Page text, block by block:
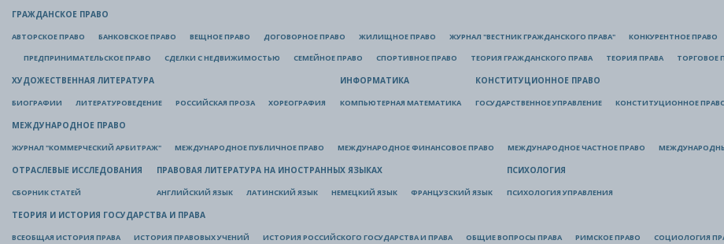
ГРАЖДАНСКОЕ ПРАВО
АВТОРСКОЕ ПРАВО БАНКОВСКОЕ ПРАВО ВЕЩНОЕ ПРАВО ДОГОВОРНОЕ ПРАВО ЖИЛИЩНОЕ ПРАВО ЖУРНАЛ "ВЕСТНИК ГРАЖДАНСКОГО ПРАВА" КОНКУРЕНТНОЕ ПРАВО
ПРЕДПРИНИМАТЕЛЬСКОЕ ПРАВО СДЕЛКИ С НЕДВИЖИМОСТЬЮ СЕМЕЙНОЕ ПРАВО СПОРТИВНОЕ ПРАВО ТЕОРИЯ ГРАЖДАНСКОГО ПРАВА ТЕОРИЯ ПРАВА ТОРГОВОЕ
ХУДОЖЕСТВЕННАЯ ЛИТЕРАТУРА
БИОГРАФИИ ЛИТЕРАТУРОВЕДЕНИЕ РОССИЙСКАЯ ПРОЗА ХОРЕОГРАФИЯ
ИНФОРМАТИКА
КОМПЬЮТЕРНАЯ МАТЕМАТИКА
КОНСТИТУЦИОННОЕ ПРАВО
ГОСУДАРСТВЕННОЕ УПРАВЛЕНИЕ КОНСТИТУЦИОННОЕ
МЕЖДУНАРОДНОЕ ПРАВО
ЖУРНАЛ "КОММЕРЧЕСКИЙ АРБИТРАЖ" МЕЖДУНАРОДНОЕ ПУБЛИЧНОЕ ПРАВО МЕЖДУНАРОДНОЕ ФИНАНСОВОЕ ПРАВО МЕЖДУНАРОДНОЕ ЧАСТНОЕ ПРАВО
ОТРАСЛЕВЫЕ ИССЛЕДОВАНИЯ
СБОРНИК СТАТЕЙ
ПРАВОВАЯ ЛИТЕРАТУРА НА ИНОСТРАННЫХ ЯЗЫКАХ
АНГЛИЙСКИЙ ЯЗЫК ЛАТИНСКИЙ ЯЗЫК НЕМЕЦКИЙ ЯЗЫК ФРАНЦУЗСКИЙ ЯЗЫК
ПСИХОЛОГИЯ
ПСИХОЛОГИЯ УПРАВЛЕНИЯ
ТЕОРИЯ И ИСТОРИЯ ГОСУДАРСТВА И ПРАВА
ВСЕОБЩАЯ ИСТОРИЯ ПРАВА ИСТОРИЯ ПРАВОВЫХ УЧЕНИЙ ИСТОРИЯ РОССИЙСКОГО ГОСУДАРСТВА И ПРАВА ОБЩИЕ ВОПРОСЫ ПРАВА РИМСКОЕ ПРАВО СОЦИОЛОГИЯ